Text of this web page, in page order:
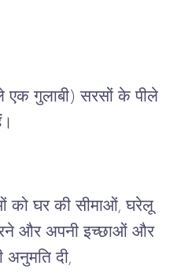
एक गुलाबी) सरसों के पीले
को घर की सीमाओं, घरेलू
और अपनी इच्छाओं और
अनुमति दी,